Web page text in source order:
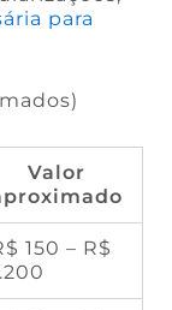
para
Valor
150 – R$